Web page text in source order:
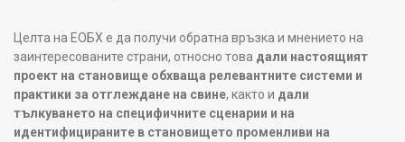
Целта на ЕОБХ е да получи обратна връзка и мнението на
заинтересованите страни, относно това дали настоящият
проект на становище обхваща релевантните системи и
практики за отглеждане на свине, както и дали
тълкуването на специфичните сценарии и на
идентифицираните в становището променливи на